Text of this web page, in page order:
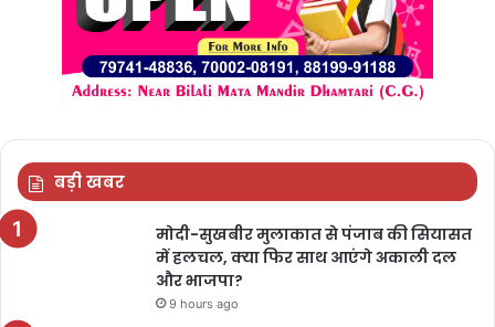
बड़ी खबर
मोदी-सुखबीर मुलाकात से पंजाब की सियासत
में हलचल, क्या फिर साथ आएंगे अकाली दल
और भाजपा?
9 hours ago